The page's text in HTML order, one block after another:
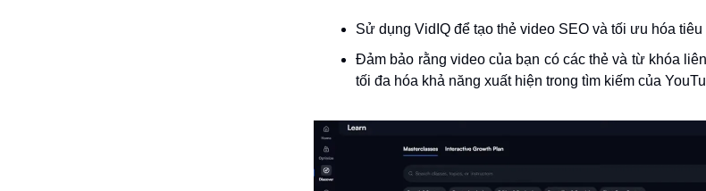
Sử dụng VidIQ để tạo thẻ video SEO và tối ưu hóa
Đảm bảo rằng video của bạn có các thẻ và từ khóa
tối đa hóa khả năng xuất hiện trong tìm kiếm của